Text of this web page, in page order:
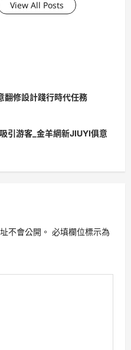
View All Posts
翻修設計踐行時代任務
引游客_金羊網新JIUYI俱意
不會公開。 必填欄位標示為